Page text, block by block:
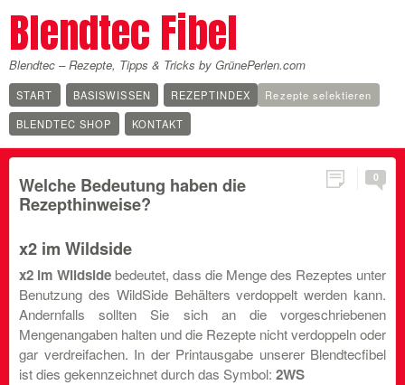
Blendtec Fibel
Blendtec – Rezepte, Tipps & Tricks by GrünePerlen.com
START BASISWISSEN REZEPTINDEX
Rezepte selektieren
BLENDTEC SHOP
KONTAKT
0
Welche Bedeutung haben die
Rezepthinweise?
x2 im Wildside
x2 im Wildsidebedeutet, dass die Menge des Rezeptes unter
Benutzung des WildSide Behälters verdoppelt werden kann.
Andernfalls sollten Sie sich an die vorgeschriebenen
Mengenangaben halten und die Rezepte nicht verdoppeln oder
gar verdreifachen. In der Printausgabe unserer Blendtecfibel
ist dies gekennzeichnet durch das Symbol: 2WS